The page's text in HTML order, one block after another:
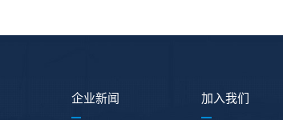
企业新闻 加入我们